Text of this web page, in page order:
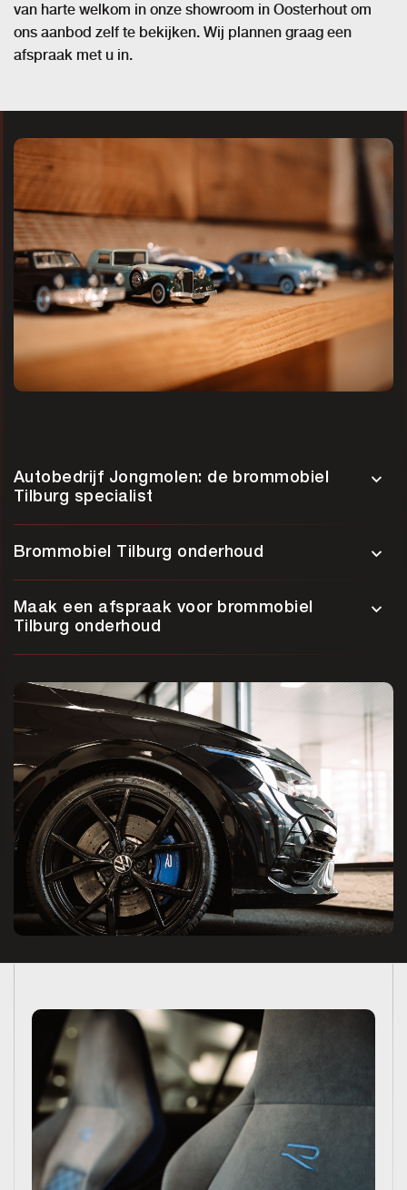
van harte welkom in onze showroom in Oosterhout om
ons aanbod zelf te bekijken. Wij plannen graag een
afspraak met u in.
Autobedrijf Jongmolen: de brommobiel
Tilburg specialist
Brommobiel Tilburg onderhoud
Maak een afspraak voor brommobiel
Tilburg onderhoud